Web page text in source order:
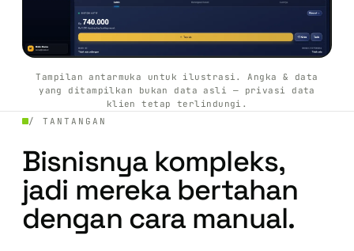
Tampilan antarmuka untuk ilustrasi. Angka & data
yang ditampilkan bukan data asli — privasi data
klien tetap terlindungi.
/ TANTANGAN
Bisnisnya kompleks,
jadi mereka bertahan
dengan cara manual.